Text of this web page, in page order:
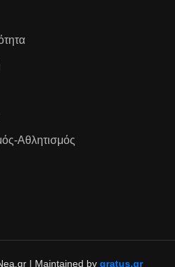
Αθλητισμός
| Maintained by gratus.gr